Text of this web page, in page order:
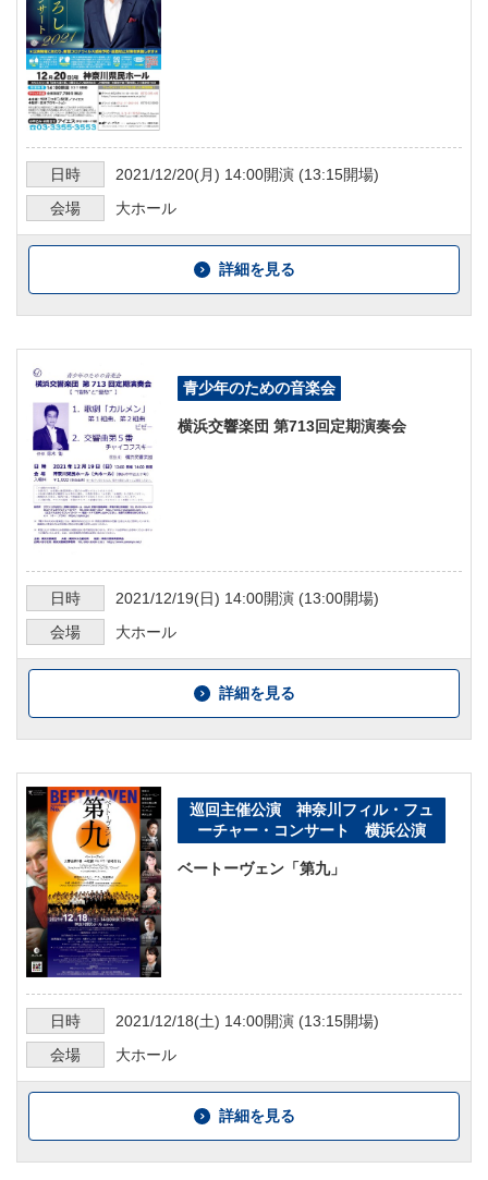
日時 2021/12/20(月) 14:00開演 (13:15開場)
会場
大ホール
詳細を見る
青少年のための音楽会
横浜交響楽団 第713回定期演奏会
日時 2021/12/19(日) 14:00開演 (13:00開場)
会場
大ホール
詳細を見る
巡回主催公演 神奈川フィル・フュ
ーチャー・コンサート 横浜公演
ベートーヴェン「第九」
日時 2021/12/18(土) 14:00開演 (13:15開場)
会場
大ホール
詳細を見る